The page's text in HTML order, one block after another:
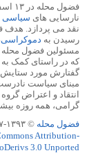
نارسایی های سیاسی
نقد می پردازد.
رسیدن به دموکراسی
مسئولین فضول محله
که در راستای کمک
گفتارش مورد ستایش و
مبنای سیاست
انتقاد و اعتراض
گرامی، همه روزه بیشتر از ۱۰،۰۰۰ نفر از این سایت
فضول محله © ۱۳۹۳-۱۳۸۷ -
Attribution-
3.0 Unported